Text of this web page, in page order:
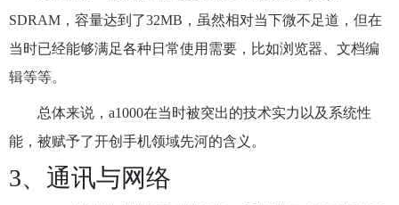
SDRAM，容量达到了32MB，虽然相对当下微不足道，但在
当时已经能够满足各种日常使用需要，比如浏览器、文档编
辑等等。
总体来说，a1000在当时被突出的技术实力以及系统性
能，被赋予了开创手机领域先河的含义。
3、通讯与网络